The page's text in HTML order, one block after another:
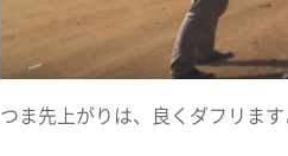
つま先上がりは、良くダフリます